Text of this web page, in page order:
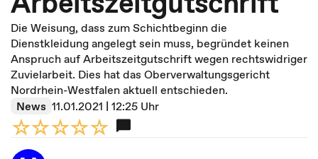
Die Weisung, dass zum Schichtbeginn die
Dienstkleidung angelegt sein muss, begründet keinen
Anspruch auf Arbeits­zeit­gutschrift wegen rechtswidriger
Zuvielarbeit. Dies hat das Oberverwaltungsgericht
Nordrhein-Westfalen aktuell entschieden.
News 11.01.2021 | 12:25 Uhr